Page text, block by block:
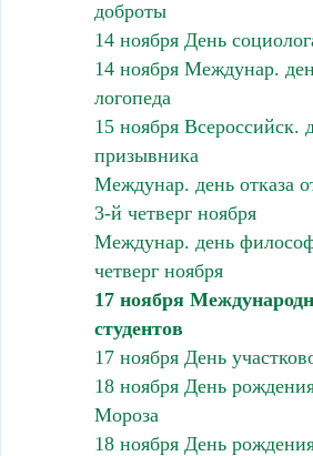
доброты
14 ноября День
14 ноября Междунар.
логопеда
15 ноября Всероссийск.
призывника
Междунар. день отказа
3-й четверг ноября
Междунар. день
четверг ноября
17 ноября
студентов
17 ноября День
18 ноября День
Мороза
18 ноября День